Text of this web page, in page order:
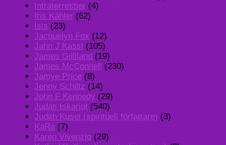
Intraterrestier (4)
Iris Kähler (62)
Isis (23)
Jacquelyn Fox (12)
Jahn J Kassl (105)
James Gilliland (19)
James McConnell (230)
Jamye Price (8)
Jenny Schiltz (14)
John F Kennedy (29)
Judas Iskariot (540)
Judith Kusel (spirituell författare) (3)
KaRa (7)
Karen Vivenzio (29)